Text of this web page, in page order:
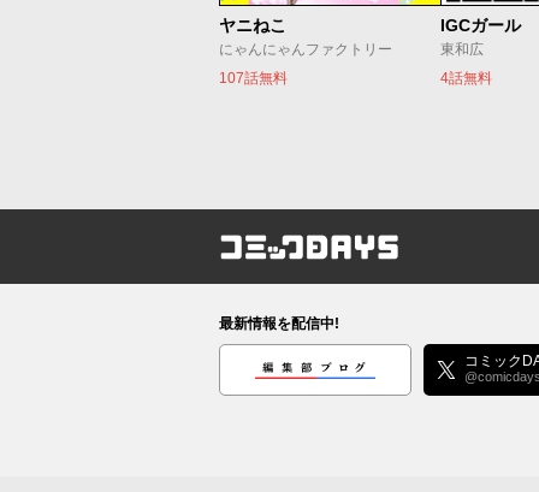
ヤニねこ
にゃんにゃんファクトリー
107話無料
IGCガール
東和広
4話無料
コミックDAYS
最新情報を配信中!
編集部ブログ コミック